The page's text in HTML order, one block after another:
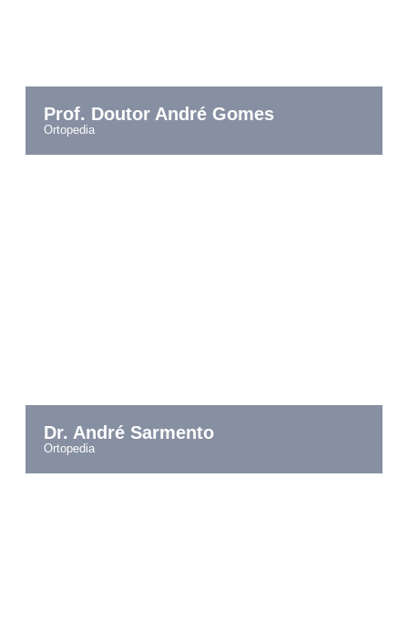
Prof. Doutor André Gomes
ortopedia
Dr. André Sarmento
ortopedia